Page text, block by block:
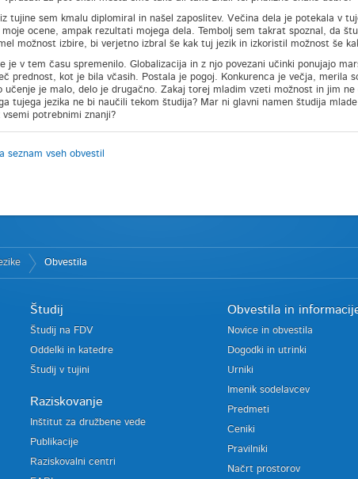
tujine sem kmalu diplomiral in našel zaposlitev. Večina dela je potekala v
moje ocene, ampak rezultati mojega dela. Tembolj sem takrat spoznal, da
možnost izbire, bi verjetno izbral še kak tuj jezik in izkoristil možnost še
je v tem času spremenilo. Globalizacija in z njo povezani učinki ponujajo
prednost, kot je bila včasih. Postala je pogoj. Konkurenca je večja, merila
učenje je malo, delo je drugačno. Zakaj torej mladim vzeti možnost in jim
tujega jezika ne bi naučili tekom študija? Mar ni glavni namen študija
potrebnimi znanji?
seznam vseh obvestil
Obvestila
Študij
Študij na FDV
Oddelki in katedre
Študij v tujini
Raziskovanje
Inštitut za družbene vede
Publikacije
Raziskovalni centri
Obvestila in
Novice in obvestila
Dogodki in utrinki
Urniki
Imenik sodelavcev
Predmeti
Ceniki
Pravilniki
Načrt prostorov